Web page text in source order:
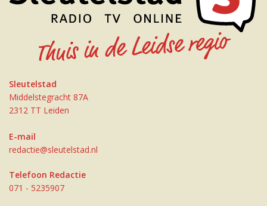
Sleutelstad
Middelstegracht 87A
2312 TT Leiden
E-mail
redactie@sleutelstad.nl
Telefoon Redactie
071 - 5235907